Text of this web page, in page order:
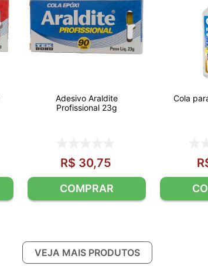
Adesivo Araldite
Profissional 23g
R$ 30,75
COMPRAR
Cola